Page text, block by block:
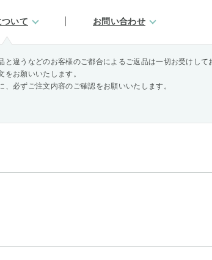
いて お問い合わせ
と違うなどのお客様のご都合によるご返品は一切お受けして
お願いいたします。
、必ずご注文内容のご確認をお願いいたします。